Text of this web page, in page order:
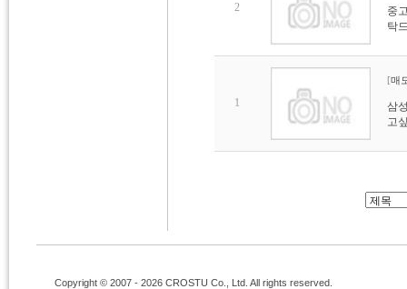
2
중
탁
1
[매
삼
고
Copyright © 2007 - 2026 CROSTU Co., Ltd. All rights reserved.